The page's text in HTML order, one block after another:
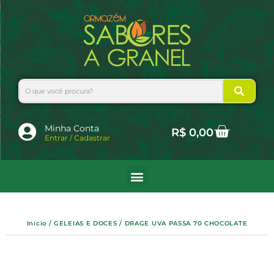
para
o
conteúdo
Search
Minha Conta
Entrar / Cadastrar R$0,00Cart
Início /GELEIAS E DOCES / DRAGE UVA PASSA 70 CHOCOLATE